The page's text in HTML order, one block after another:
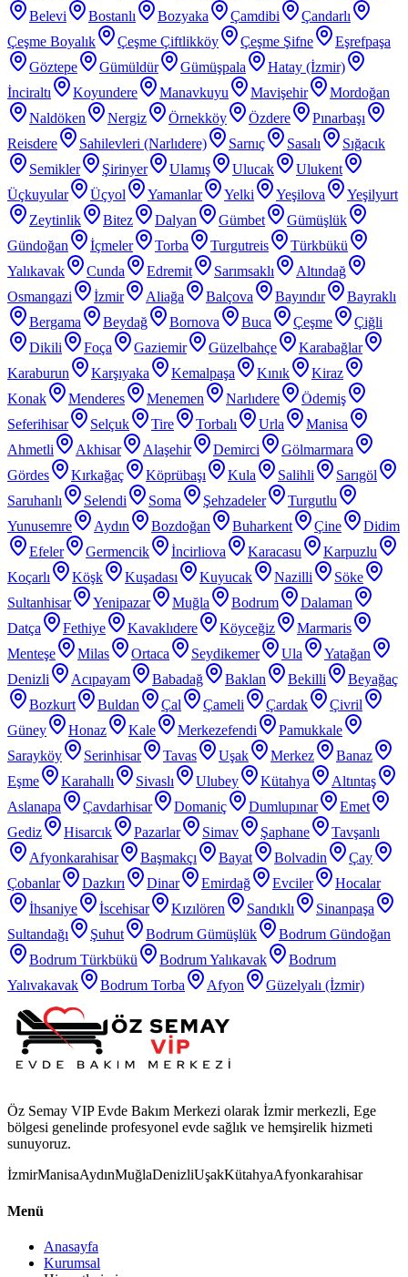
Belevi
Bostanlı Bozyaka Çamdibi
Çandarlı
Çeşme Boyalık
Çeşme Çiftlikköy Çeşme Şifne
Eşrefpaşa
Göztepe
Gümüldür Gümüşpala
Hatay (İzmir)
İnciraltı
Koyundere Manavkuyu Mavişehir
Mordoğan
Naldöken
Nergiz Örnekköy Özdere
Pınarbaşı
Reisdere
Sahilevleri (Narlıdere) Sarnıç Sasalı
Sığacık
Semikler
Şirinyer Ulamış Ulucak
Ulukent
Üçkuyular
Üçyol Yamanlar Yelki Yeşilova
Yeşilyurt
Zeytinlik
Bitez Dalyan Gümbet
Gümüşlük
Gündoğan
İçmeler Torba Turgutreis
Türkbükü
Yalıkavak
Cunda Edremit Sarımsaklı
Altındağ
Osmangazi
İzmir Aliağa Balçova Bayındır
Bayraklı
Bergama
Beydağ Bornova Buca Çeşme
Çiğli
Dikili
Foça Gaziemir Güzelbahçe
Karabağlar
Karaburun
Karşıyaka Kemalpaşa Kınık
Kiraz
Konak
Menderes Menemen Narlıdere
Ödemiş
Seferihisar
Selçuk Tire Torbalı Urla
Manisa
Ahmetli
Akhisar Alaşehir Demirci
Gölmarmara
Gördes
Kırkağaç Köprübaşı Kula Salihli
Sarıgöl
Saruhanlı
Selendi Soma Şehzadeler
Turgutlu
Yunusemre
Aydın Bozdoğan Buharkent Çine
Didim
Efeler
Germencik İncirliova Karacasu
Karpuzlu
Koçarlı
Köşk Kuşadası Kuyucak Nazilli
Söke
Sultanhisar
Yenipazar Muğla Bodrum
Dalaman
Datça
Fethiye Kavaklıdere Köyceğiz
Marmaris
Menteşe
Milas Ortaca Seydikemer Ula
Yatağan
Denizli
Acıpayam Babadağ Baklan Bekilli
Beyağaç
Bozkurt
Buldan Çal Çameli Çardak
Çivril
Güney
Honaz Kale Merkezefendi
Pamukkale
Sarayköy
Serinhisar Tavas Uşak Merkez
Banaz
Eşme
Karahallı Sivaslı Ulubey Kütahya
Altıntaş
Aslanapa
Çavdarhisar Domaniç Dumlupınar
Emet
Gediz
Hisarcık Pazarlar Simav Şaphane
Tavşanlı
Afyonkarahisar
Başmakçı Bayat Bolvadin
Çay
Çobanlar
Dazkırı Dinar Emirdağ Evciler
Hocalar
İhsaniye
İscehisar Kızılören Sandıklı
Sinanpaşa
Sultandağı
Şuhut Bodrum Gümüşlük
Bodrum Gündoğan
Bodrum Türkbükü
Bodrum Yalıkavak
Bodrum
Yalıvakavak
Bodrum Torba Afyon Güzelyalı (İzmir)
Öz Semay VIP Evde Bakım Merkezi olarak İzmir merkezli, Ege
bölgesi genelinde profesyonel evde sağlık ve hemşirelik hizmeti
sunuyoruz.
İzmirManisaAydınMuğlaDenizliUşakKütahyaAfyonkarahisar
Menü
Anasayfa
Kurumsal